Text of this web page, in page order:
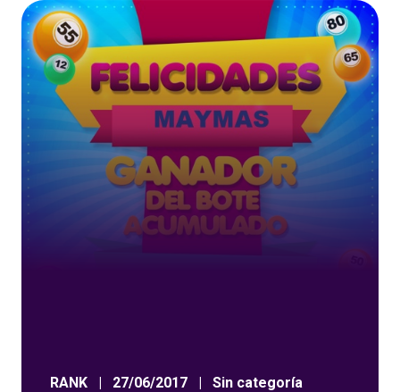
GanaBingos, Claripa733 todos con 23,07 euros
de premio
RANK | 27/06/2017 | Sin categoría